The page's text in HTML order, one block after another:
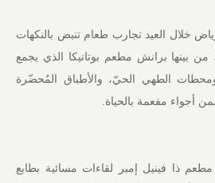
خلال العيد تجارب طعام تنبض بالنكهات
من بينها برانش مطعم بوتانيكا الذي يجمع
الطهي الحيّ، والأطباق المُحضّرة
أجواء مفعمة بالحياة.
ذا فينيل إمبر لقاءات مسائية بطابع